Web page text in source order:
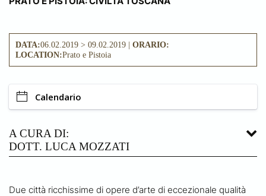
DATA:06.02.2019 > 09.02.2019 | ORARIO:
LOCATION:Prato e Pistoia
Calendario
A CURA DI:
DOTT. LUCA MOZZATI
Due città ricchissime di opere d’arte di eccezionale qualità